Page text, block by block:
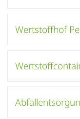
Wertstoffhof